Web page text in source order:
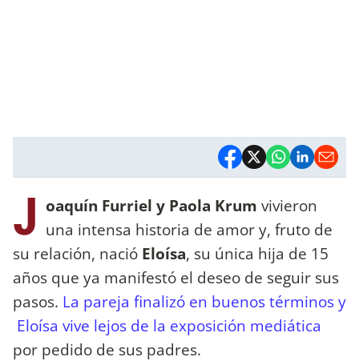
J oaquín Furriel y Paola Krum vivieron
una intensa historia de amor y, fruto de
su relación, nació Eloísa, su única hija de 15
años que ya manifestó el deseo de seguir sus
pasos. La pareja finalizó en buenos términos y
Eloísa vive lejos de la exposición mediática
por pedido de sus padres.